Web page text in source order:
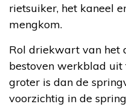
rietsuiker, het kaneel
mengkom.
Rol driekwart van het
bestoven werkblad uit
groter is dan de
voorzichtig in de